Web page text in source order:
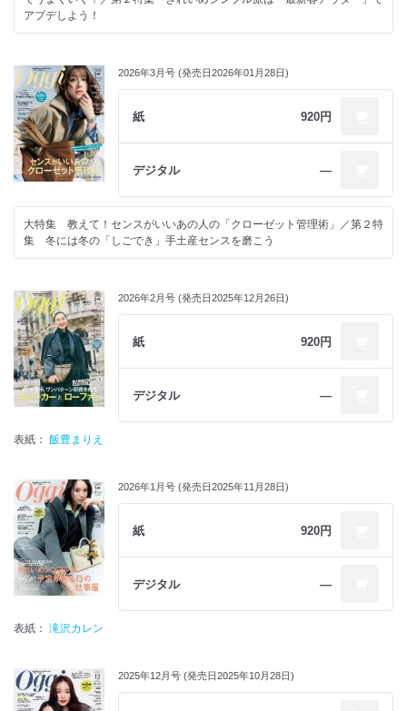
法
プレゼント
＜電子版特典＞ バックナンバーから人気記事をピックアップ 夏の街で目
を引くあの人は、今日も「がんばらないアップヘア」でした/ 今年はクリ
ップひとつで！簡単まとめ髪トレンド＆HOW TO/ チームOggiの「梅雨グ
ッズ」「UV対策」「大人水着」2025これがオススメ！/ 梅雨に真似した
いリアルコーデSNAP/ 「柄スカート＆パンツ」が夏おしゃれを救う！/
「ひとつ結び」この夏の正解/ 映えて癒やされる、新・香りの名鑑/ 悩んで
上等！これが働く私の生きる道
アプデしよう！
2026年3月号 (発売日2026年01月28日)
紙 920円
デジタル ―
大特集 教えて！センスがいいあの人の「クローゼット管理術」／第２特
集 冬には冬の「しごでき」手土産センスを磨こう
2026年2月号 (発売日2025年12月26日)
紙 920円
デジタル ―
表紙： 飯豊まりえ
2026年1月号 (発売日2025年11月28日)
紙 920円
デジタル ―
表紙： 滝沢カレン
2025年12月号 (発売日2025年10月28日)